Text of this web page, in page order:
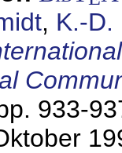
, K.-D.
933-